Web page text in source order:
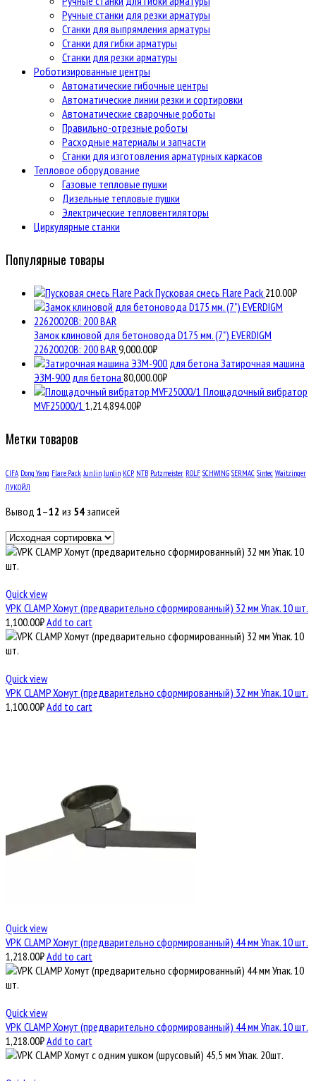
Ручные станки для резки арматуры
Станки для выпрямления арматуры
Станки для гибки арматуры
Станки для резки арматуры
Роботизированные центры
Автоматические гибочные центры
Автоматические линии резки и сортировки
Автоматические сварочные роботы
Правильно-отрезные роботы
Расходные материалы и запчасти
Станки для изготовления арматурных каркасов
Тепловое оборудование
Газовые тепловые пушки
Дизельные тепловые пушки
Электрические тепловентиляторы
Циркулярные станки
Популярные товары
Пусковая смесь Flare Pack 210.00₽
Замок клиновой для бетоновода D175 мм. (7") EVERDIGM
22620020B: 200 BAR9,000.00₽
Затирочная машина
ЭЗМ-900 для бетона 80,000.00₽
Площадочный вибратор
MVF25000/1 1,214,894.00₽
Метки товаров
CIFA Dong Yang Flare Pack Jun Jin JunJin KCP NTB Putzmeister ROLF SCHWING SERMAC Sintec Waitzinger
ЛУКОЙЛ
Вывод 1–12 из 54записей
Quick view
VPK CLAMP Хомут (предварительно сформированный) 32 мм Упак. 10 шт.
1,100.00₽Add to cart
Quick view
VPK CLAMP Хомут (предварительно сформированный) 32 мм Упак. 10 шт.
1,100.00₽Add to cart
Quick view
VPK CLAMP Хомут (предварительно сформированный) 44 мм Упак. 10 шт.
1,218.00₽Add to cart
Quick view
VPK CLAMP Хомут (предварительно сформированный) 44 мм Упак. 10 шт.
1,218.00₽Add to cart